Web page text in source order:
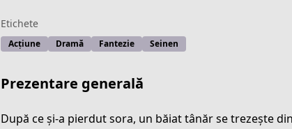
Etichete
Acțiune Dramă Fantezie Seinen
Prezentare generală
După ce și-a pierdut sora, un băiat tânăr se trezește